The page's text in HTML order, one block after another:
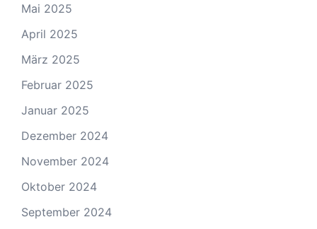
Mai 2025
April 2025
März 2025
Februar 2025
Januar 2025
Dezember 2024
November 2024
Oktober 2024
September 2024